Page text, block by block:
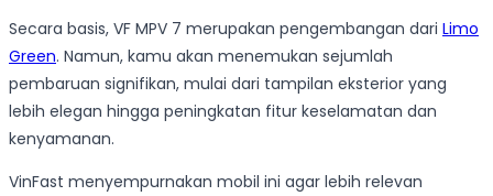
Secara basis, VF MPV 7 merupakan pengembangan dari Limo
Green. Namun, kamu akan menemukan sejumlah
pembaruan signifikan, mulai dari tampilan eksterior yang
lebih elegan hingga peningkatan fitur keselamatan dan
kenyamanan.
VinFast menyempurnakan mobil ini agar lebih relevan